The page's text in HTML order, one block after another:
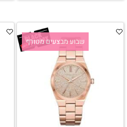
שבוע מבצעים מטורף